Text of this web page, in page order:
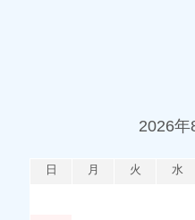
2026年
日 月 火 水